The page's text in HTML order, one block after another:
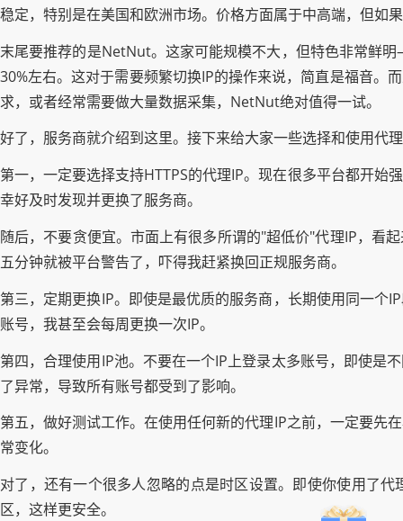
稳定，特别是在美国和欧洲市场。价格方面属于中高端，但
末尾要推荐的是NetNut。这家可能规模不大，但特色非常鲜
30%左右。这对于需要频繁切换IP的操作来说，简直是福音。
求，或者经常需要做大量数据采集，NetNut绝对值得一试。
好了，服务商就介绍到这里。接下来给大家一些选择和使用代
第一，一定要选择支持HTTPS的代理IP。现在很多平台都开始
幸好及时发现并更换了服务商。
随后，不要贪便宜。市面上有很多所谓的"超低价"代理IP，看
五分钟就被平台警告了，吓得我赶紧换回正规服务商。
第三，定期更换IP。即使是最优质的服务商，长期使用同一个
账号，我甚至会每周更换一次IP。
第四，合理使用IP池。不要在一个IP上登录太多账号，即使是
了异常，导致所有账号都受到了影响。
第五，做好测试工作。在使用任何新的代理IP之前，一定要先
常变化。
对了，还有一个很多人忽略的点是时区设置。即使你使用了
区，这样更安全。